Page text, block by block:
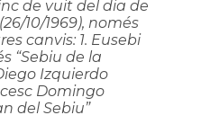
de vuit del dia de
10/1969), només
canvis: 1. Eusebi
“Sebiu de la
Izquierdo
Domingo
del Sebiu”